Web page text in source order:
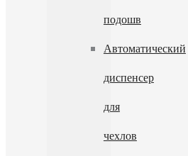
подошв
Автоматический
диспенсер
для
чехлов